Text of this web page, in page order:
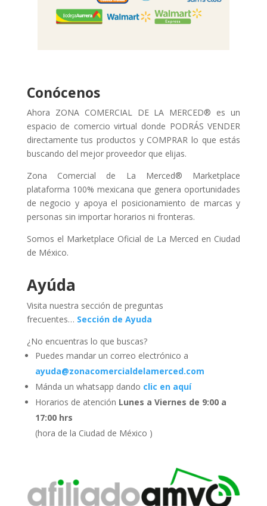
Conócenos
Ahora ZONA COMERCIAL DE LA MERCED® es un
espacio de comercio virtual donde PODRÁS VENDER
directamente tus productos y COMPRAR lo que estás
buscando del mejor proveedor que elijas.
Zona Comercial de La Merced® Marketplace
plataforma 100% mexicana que genera oportunidades
de negocio y apoya el posicionamiento de marcas y
personas sin importar horarios ni fronteras.
Somos el Marketplace Oficial de La Merced en Ciudad
de México.
Ayúda
Visita nuestra sección de preguntas
frecuentes… Sección de Ayuda
¿No encuentras lo que buscas?
Puedes mandar un correo electrónico a
ayuda@zonacomercialdelamerced.com
Mánda un whatsapp dando clic en aquí
Horarios de atención Lunes a Viernes de 9:00 a
17:00 hrs
(hora de la Ciudad de México )